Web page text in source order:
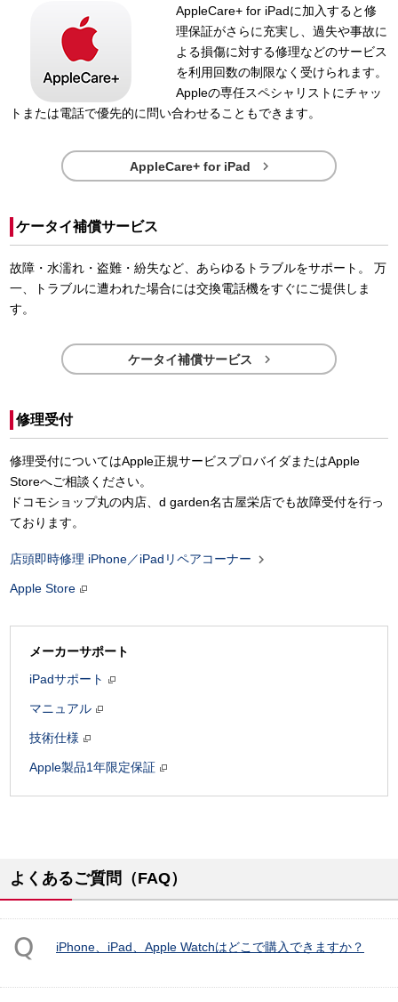
AppleCare+ for iPadに加入すると修
理保証がさらに充実し、過失や事故に
よる損傷に対する修理などのサービス
を利用回数の制限なく受けられます。
Appleの専任スペシャリストにチャッ
トまたは電話で優先的に問い合わせることもできます。
AppleCare+ for iPad 
ケータイ補償サービス
故障・水濡れ・盗難・紛失など、あらゆるトラブルをサポート。 万
一、トラブルに遭われた場合には交換電話機をすぐにご提供しま
す。
ケータイ補償サービス 
修理受付
修理受付についてはApple正規サービスプロバイダまたはApple
Storeへご相談ください。
ドコモショップ丸の内店、d garden名古屋栄店でも故障受付を行っ
ております。
店頭即時修理 iPhone／iPadリペアコーナー 
Apple Store
メーカーサポート
iPadサポート
マニュアル
技術仕様
Apple製品1年限定保証
よくあるご質問（FAQ）
iPhone、iPad、Apple Watchはどこで購入できますか？